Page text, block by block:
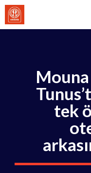
İçeriğe
atla
tek